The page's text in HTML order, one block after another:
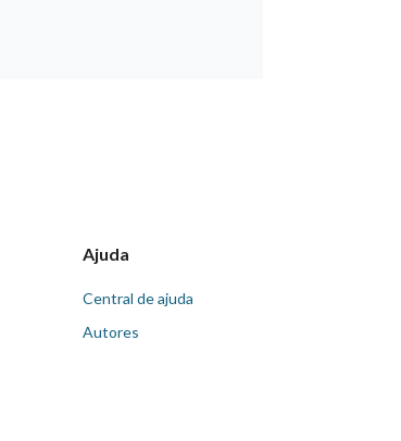
Ajuda
Central de ajuda
Autores